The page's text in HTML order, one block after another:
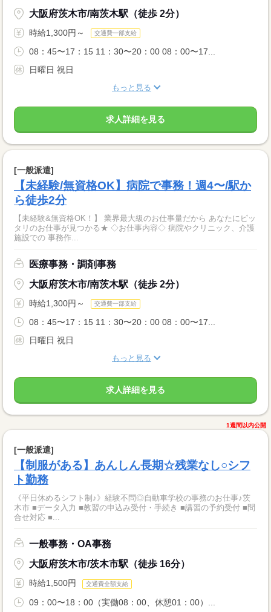
大阪府茨木市/南茨木駅（徒歩 2分）
時給1,300円～ 交通費一部支給
08：45〜17：15 11：30〜20：00 08：00〜17...
日曜日 祝日
もっと見る
求人詳細を見る
[一般派遣]
【未経験/無資格OK】病院で事務！週4〜/駅か
ら徒歩2分
【未経験&無資格OK！】 業界最大級のお仕事量だから あなたにピッ
タリのお仕事が見つかる★ ◇お仕事内容◇ 病院やクリニック、介護
施設での 事務作...
医療事務・調剤事務
大阪府茨木市/南茨木駅（徒歩 2分）
時給1,300円～ 交通費一部支給
08：45〜17：15 11：30〜20：00 08：00〜17...
日曜日 祝日
もっと見る
求人詳細を見る
1週間以内公開
[一般派遣]
【制服がある】あんしん長期☆残業なし○シフ
ト勤務
《平日休めるシフト制♪》経験不問◎自動車学校の事務のお仕事♪茨
木市 ■データ入力 ■教習の申込み受付・手続き ■講習の予約受付 ■問
合せ対応 ■...
一般事務・OA事務
大阪府茨木市/茨木市駅（徒歩 16分）
時給1,500円 交通費全額支給
09：00〜18：00（実働08：00、休憩01：00）...